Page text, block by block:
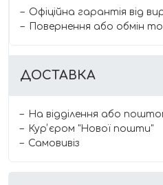
Офіційна гарантія від
Повернення або обмін
ДОСТАВКА
На відділення або
Курʼєром "Нової пошти"
Самовивіз